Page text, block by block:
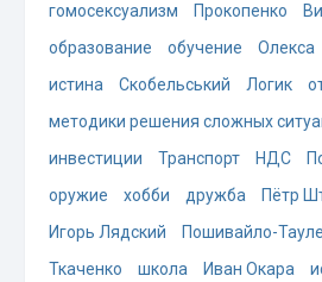
гомосексуализм
Прокопенко
образование
обучение Олекса
истина
Скобельський Логик
методики решения сложных
инвестиции
Транспорт НДС
оружие
хобби дружба
Пётр
Игорь Лядский
Пошивайло-
Ткаченко
школа Иван Окара